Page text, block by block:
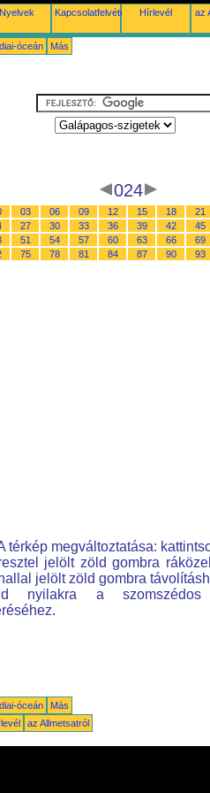
Nyelvek Kapcsolatfelvétel Hírlevél az
óceán Más
024
03 06 09 12 15 18
21
27 30 33 36 39 42
45
51 54 57 60 63 66
69
75 78 81 84 87 90 93
térkép megváltoztatása:
jelölt zöld gombra
jelölt zöld gombra
nyilakra a szomszédos
óceán
Más
az Allmetsatról